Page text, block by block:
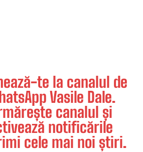
te la canalul de
Vasile Dale.
canalul și
notificările
cele mai noi știri.